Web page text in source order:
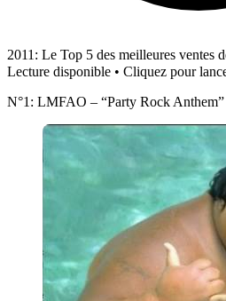
2011: Le Top 5 des meilleures ventes
Lecture disponible • Cliquez pour
N°1: LMFAO – “Party Rock Anthem”